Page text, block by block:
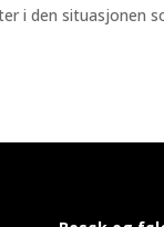
i den situasjonen